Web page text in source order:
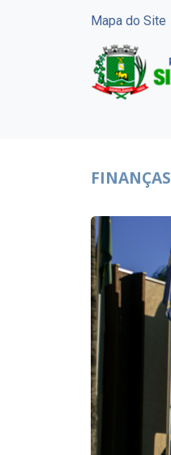
Mapa do Site